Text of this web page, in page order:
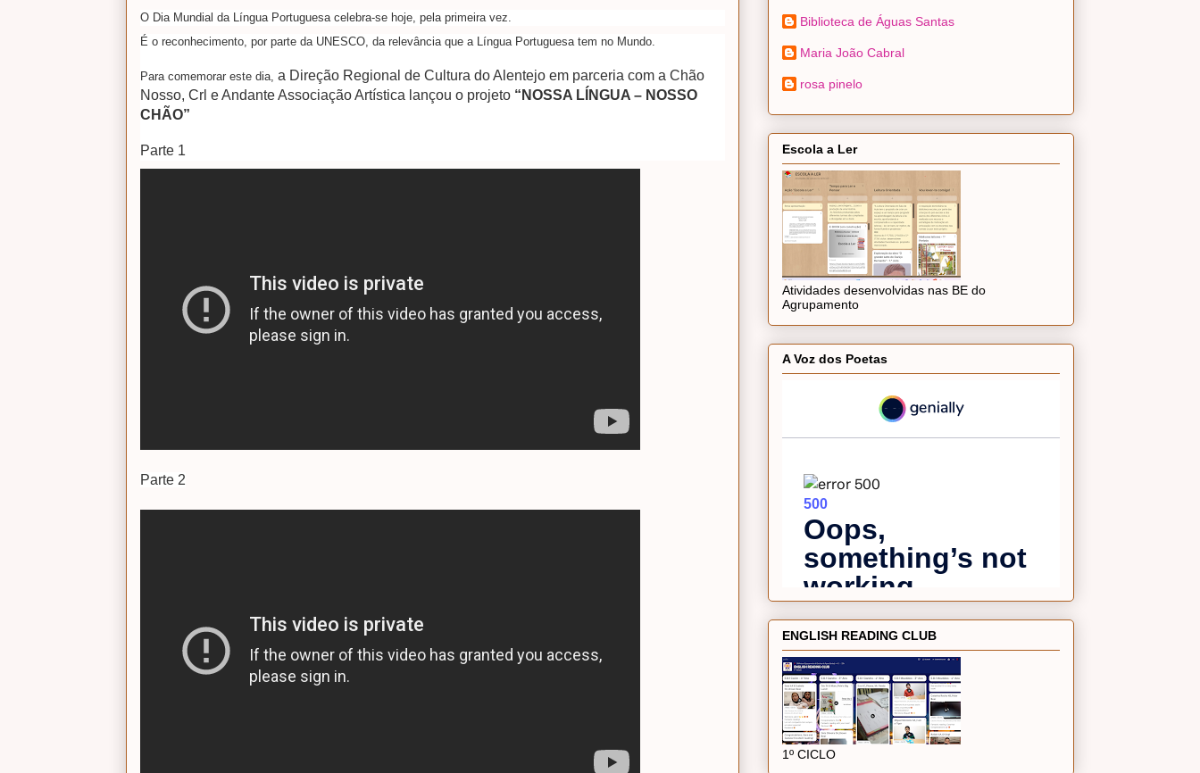
O Dia Mundial da Língua Portuguesa celebra-se hoje, pela primeira vez.
É o reconhecimento, por parte da UNESCO, da relevância que a Língua Portuguesa tem no Mundo.
Para comemorar este dia, a Direção Regional de Cultura do Alentejo em parceria com a Chão
Nosso, Crl e Andante Associação Artística lançou o projeto “NOSSA LÍNGUA – NOSSO
CHÃO”
Parte 1
Parte 2
Biblioteca de Águas Santas
Maria João Cabral
rosa pinelo
Escola a Ler
Atividades desenvolvidas nas BE do
Agrupamento
A Voz dos Poetas
ENGLISH READING CLUB
1º CICLO